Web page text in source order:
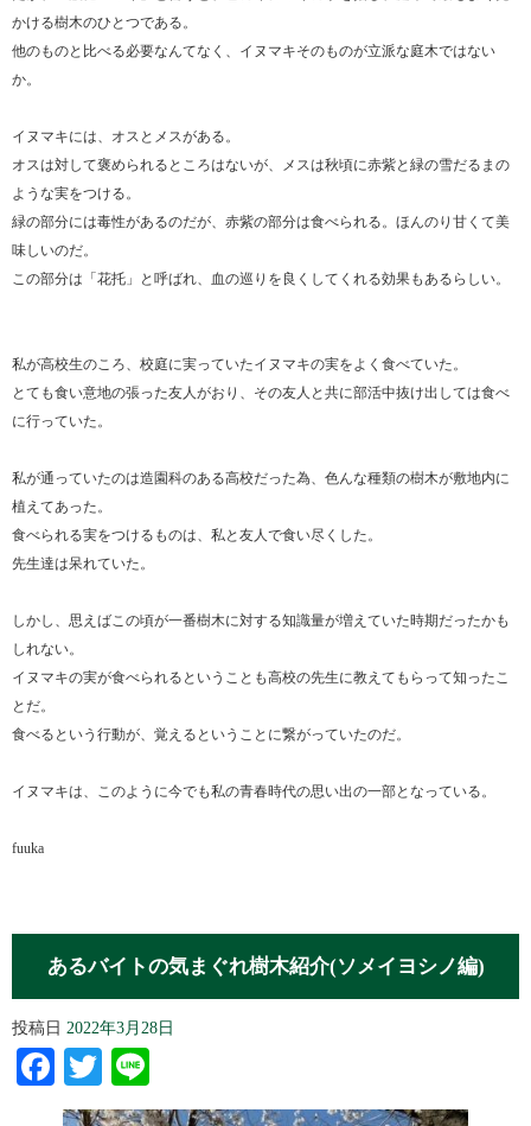
かける樹木のひとつである。
他のものと比べる必要なんてなく、イヌマキそのものが立派な庭木ではない
か。
イヌマキには、オスとメスがある。
オスは対して褒められるところはないが、メスは秋頃に赤紫と緑の雪だるまの
ような実をつける。
緑の部分には毒性があるのだが、赤紫の部分は食べられる。ほんのり甘くて美
味しいのだ。
この部分は「花托」と呼ばれ、血の巡りを良くしてくれる効果もあるらしい。
私が高校生のころ、校庭に実っていたイヌマキの実をよく食べていた。
とても食い意地の張った友人がおり、その友人と共に部活中抜け出しては食べ
に行っていた。
私が通っていたのは造園科のある高校だった為、色んな種類の樹木が敷地内に
植えてあった。
食べられる実をつけるものは、私と友人で食い尽くした。
先生達は呆れていた。
しかし、思えばこの頃が一番樹木に対する知識量が増えていた時期だったかも
しれない。
イヌマキの実が食べられるということも高校の先生に教えてもらって知ったこ
とだ。
食べるという行動が、覚えるということに繋がっていたのだ。
イヌマキは、このように今でも私の青春時代の思い出の一部となっている。
fuuka
あるバイトの気まぐれ樹木紹介(ソメイヨシノ編)
投稿日 2022年3月28日
Facebook
Twitter